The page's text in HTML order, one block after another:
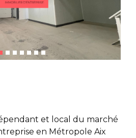
et local du marché
en Métropole Aix